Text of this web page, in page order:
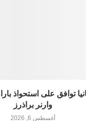
توافق على استحواذ
وارنر براذرز
أغسطس 6, 2026